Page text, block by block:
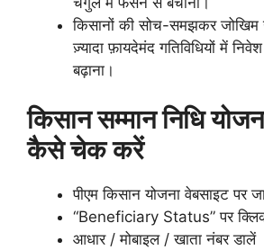
किसानों की सोच-समझकर
ज़्यादा फ़ायदेमंद गतिविधियों में
बढ़ाना।
किसान सम्मान निधि
कैसे चेक करें
पीएम किसान योजना वेबसाइट पर
“Beneficiary Status” पर
आधार / मोबाइल / खाता नंबर डालें